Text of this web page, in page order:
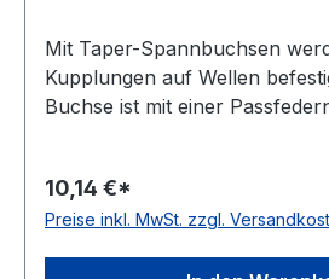
Mit Taper-Spannbuchsen
Kupplungen auf Wellen
Buchse ist mit einer
entstehen. ConCar hat diese
metrischen und zölligen
10,14 €*
Preise inkl. MwSt. zzgl.